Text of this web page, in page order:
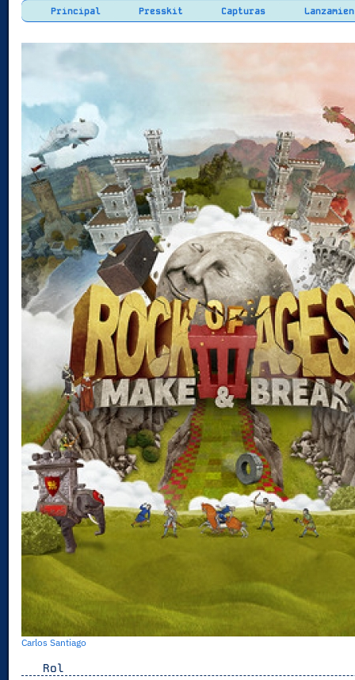
Principal Presskit Capturas
Carlos Santiago
Rol